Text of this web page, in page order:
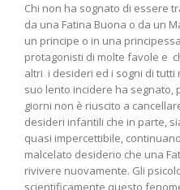
Chi non ha sognato di essere
da una Fatina Buona o da un
un principe o in una
protagonisti di molte favole e
altri i desideri ed i sogni di tutti
suo lento incidere ha segnato,
giorni non è riuscito a
desideri infantili che in parte,
quasi impercettibile,
malcelato desiderio che una
rivivere nuovamente. Gli
scientificamente questo